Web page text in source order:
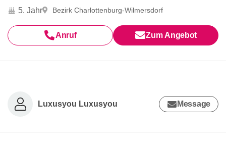
5. Jahr Bezirk Charlottenburg-Wilmersdorf
Anruf Zum Angebot
Luxusyou Luxusyou Message